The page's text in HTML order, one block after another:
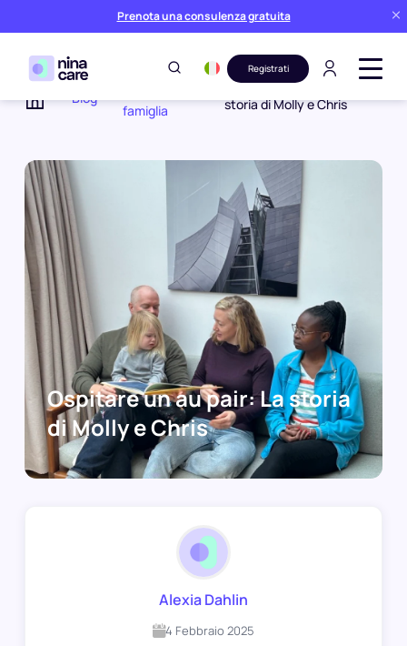
Prenota una consulenza gratuita
Registrati
Blog
famiglia
storia di Molly e Chris
Ospitare un au pair: La storia
di Molly e Chris
Alexia Dahlin
4 Febbraio 2025